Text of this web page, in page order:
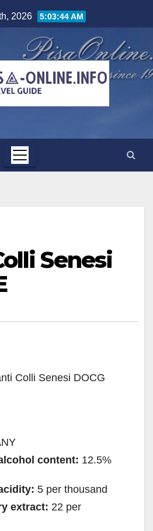
2026 5:03:45 AM
Senesi
Colli Senesi DOCG
content: 12.5%
5 per thousand
extract: 22 per